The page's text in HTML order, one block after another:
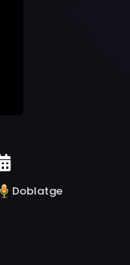
Doblatge